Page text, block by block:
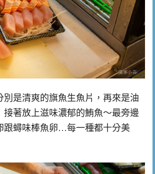
別是清爽的旗魚生魚片，再來是油
接著放上滋味濃郁的鮪魚～最旁邊
跟蟳味棒魚卵…每一種都十分美